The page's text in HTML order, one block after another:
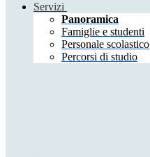
Servizi
Panoramica
Famiglie e studenti
Personale scolastico
Percorsi di studio